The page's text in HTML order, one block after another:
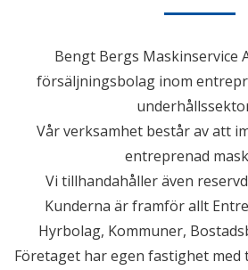
Bengt Bergs Maskinservice
försäljningsbolag inom
Vår verksamhet består av att
entreprenad
Vi tillhandahåller även
Kunderna är framför allt
Hyrbolag, Kommuner,
Företaget har egen fastighet med